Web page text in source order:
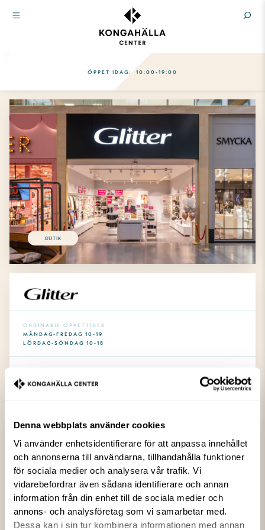
Denna webbplats använder cookies
Vi använder enhetsidentifierare för att anpassa innehållet
och annonserna till användarna, tillhandahålla funktioner
för sociala medier och analysera vår trafik. Vi
vidarebefordrar även sådana identifierare och annan
information från din enhet till de sociala medier och
annons- och analysföretag som vi samarbetar med.
Dessa kan i sin tur kombinera informationen med annan
ÖPPET IDAG: 10:00-19:00
BUTIK
Glitter välkomnar dig till en inspirerande shoppingupplevelse av prisvärda
smycken och accessoarer. Här hittar du ett brett sortiment av smycken i
äkta silver, bijouterier, väskor och färgglada håraccessoarer som passar till
från vår kunniga personal för att på bästa sätt hitta det du söker
efter. Varmt välkommen in till butiken och upptäck vårt utbud av klassiska
och säsongens senaste trender inom örhängen, ringar, halsband, väskor,
ORDINARIE ÖPPETTIDER
MÅNDAG-FREDAG 10-19
LÖRDAG-SÖNDAG 10-18